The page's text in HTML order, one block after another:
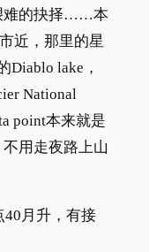
难的抉择……本
近，那里的星
Diablo lake，
National
point本来就是
用走夜路上山
40月升，有接